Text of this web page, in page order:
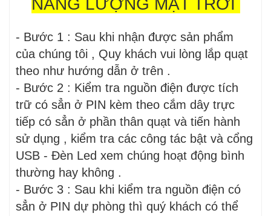
NĂNG LƯỢNG MẶT TRỜI
- Bước 1 : Sau khi nhận được sản phẩm
của chúng tôi , Quy khách vui lòng lắp quạt
theo như hướng dẫn ở trên .
- Bước 2 : Kiểm tra nguồn điện được tích
trữ có sẳn ở PIN kèm theo cắm dây trực
tiếp có sẳn ở phần thân quạt và tiến hành
sử dụng , kiểm tra các công tác bật và cổng
USB - Đèn Led xem chúng hoạt động bình
thường hay không .
- Bước 3 : Sau khi kiểm tra nguồn điện có
sẳn ở PIN dự phòng thì quý khách có thể